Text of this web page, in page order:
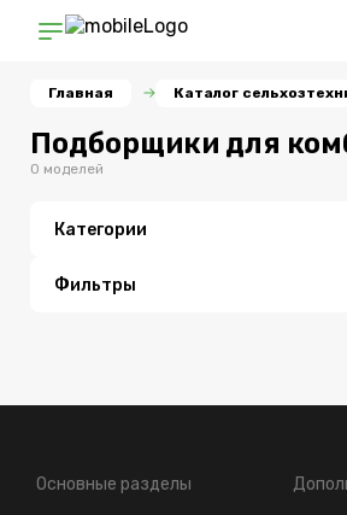
Главная Каталог
Подборщики для
0 моделей
Категории
Фильтры
Основные разделы